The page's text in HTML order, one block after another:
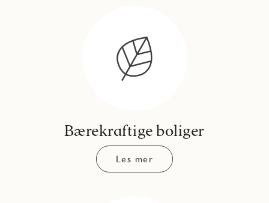
Bærekraftige boliger
Les mer